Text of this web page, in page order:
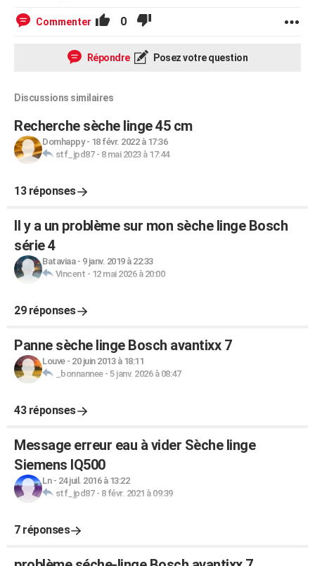
Commenter 0
Répondre Posez votre question
Discussions similaires
Recherche sèche linge 45 cm
Domhappy- 18 févr. 2022 à 17:36
stf_jpd87- 8 mai 2023 à 17:44
13 réponses
Il y a un problème sur mon sèche linge Bosch
série 4
Bataviaa- 9 janv. 2019 à 22:33
Vincent - 12 mai 2026 à 20:00
29 réponses
Panne sèche linge Bosch avantixx 7
Louve- 20 juin 2013 à 18:11
_bonnannee- 5 janv. 2026 à 08:47
43 réponses
Message erreur eau à vider Sèche linge
Siemens IQ500
Ln- 24 juil. 2016 à 13:22
stf_jpd87- 8 févr. 2021 à 09:39
7 réponses